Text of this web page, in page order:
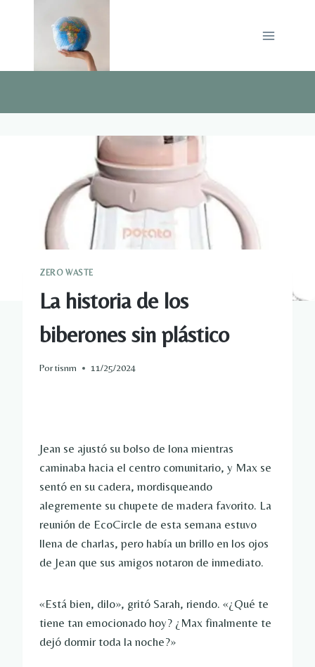
ZERO WASTE
La historia de los
biberones sin plástico
Portisnm 11/25/2024
Jean se ajustó su bolso de lona mientras
caminaba hacia el centro comunitario, y Max se
sentó en su cadera, mordisqueando
alegremente su chupete de madera favorito. La
reunión de EcoCircle de esta semana estuvo
llena de charlas, pero había un brillo en los ojos
de Jean que sus amigos notaron de inmediato.
«Está bien, dilo», gritó Sarah, riendo. «¿Qué te
tiene tan emocionado hoy? ¿Max finalmente te
dejó dormir toda la noche?»